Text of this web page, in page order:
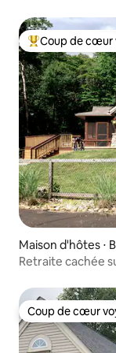
Coups de cœur
Coup de cœur
Maison d'hôtes ⋅
Retraite cachée
Coup de cœur
Coup de cœur